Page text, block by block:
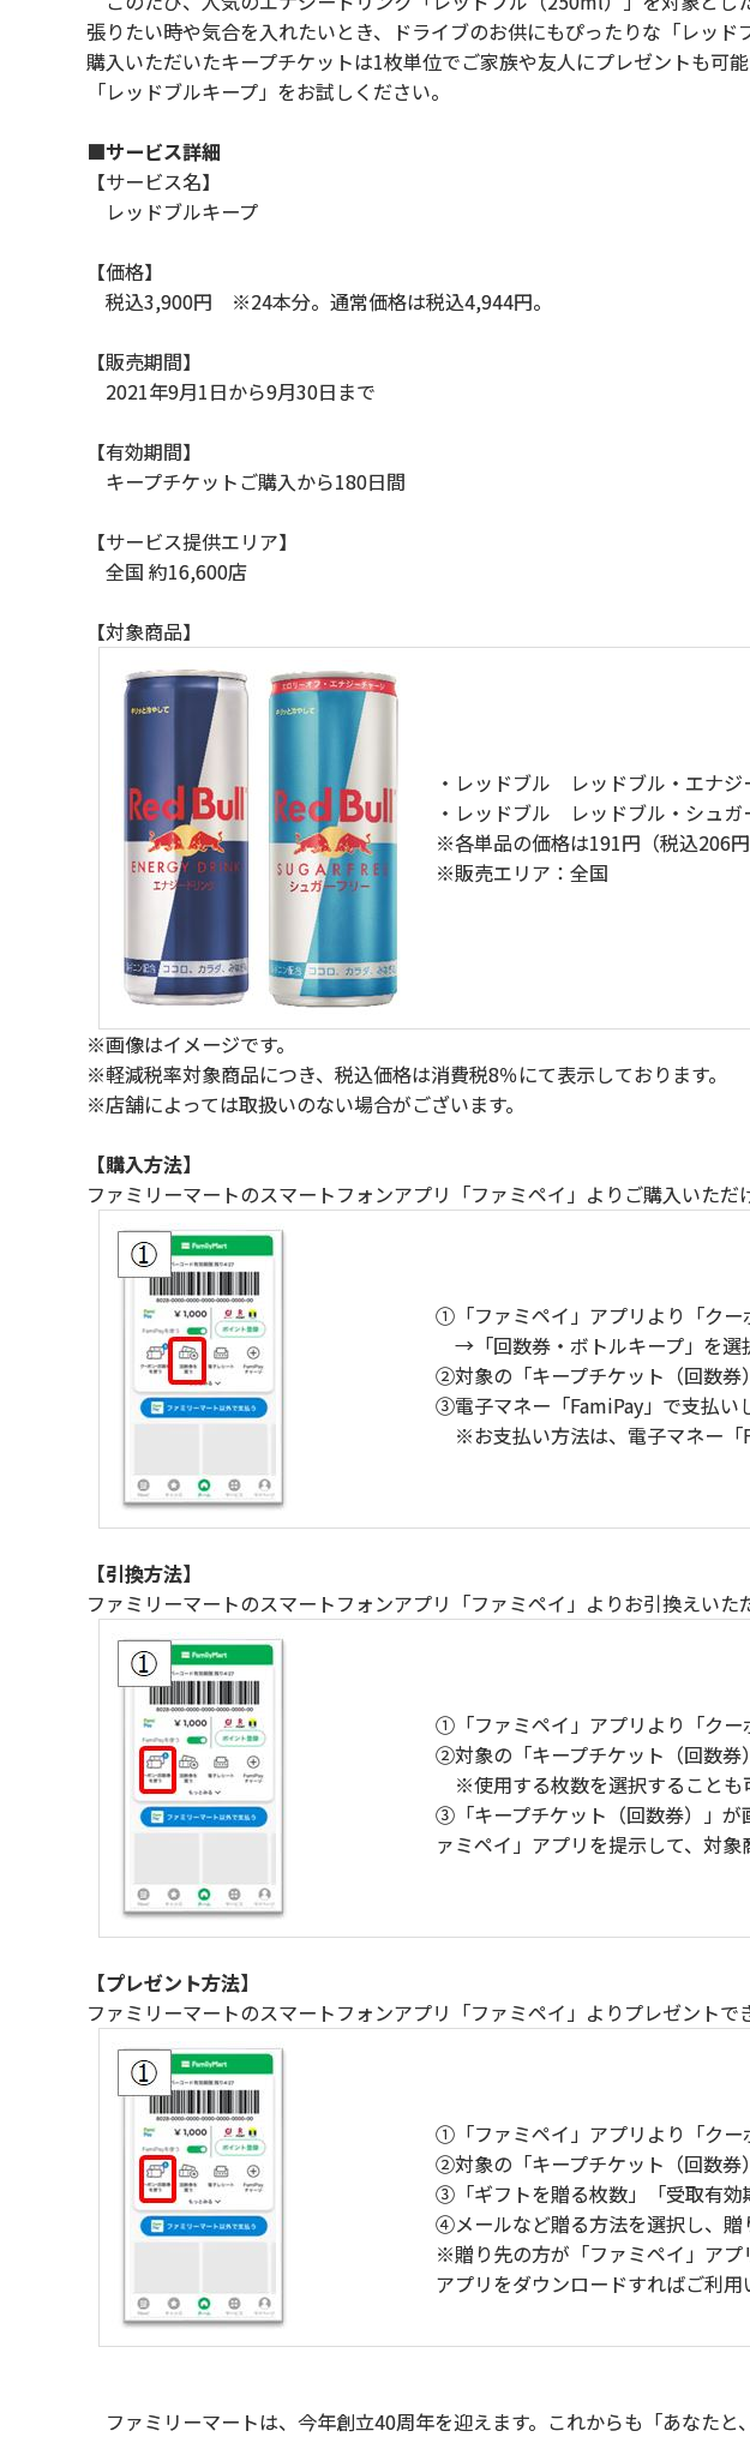
張りたい時や気合を入れたいとき、ドライブのお供にもぴったりな「レッ
購入いただいたキープチケットは1枚単位でご家族や友人にプレゼントも可
「レッドブルキープ」をお試しください。
■サービス詳細
【サービス名】
レッドブルキープ
【価格】
税込3,900円 ※24本分。通常価格は税込4,944円。
【販売期間】
2021年9月1日から9月30日まで
【有効期間】
キープチケットご購入から180日間
【サービス提供エリア】
全国 約16,600店
【対象商品】
・レッドブル レッドブル・エナ
・レッドブル レッドブル・シュ
※各単品の価格は191円（税込206円
※販売エリア：全国
※画像はイメージです。
※軽減税率対象商品につき、税込価格は消費税8％にて表示しております。
※店舗によっては取扱いのない場合がございます。
【購入方法】
ファミリーマートのスマートフォンアプリ「ファミペイ」よりご購入いただ
①「ファミペイ」アプリより「ク
→「回数券・ボトルキープ」を選
②対象の「キープチケット（回数券
③電子マネー「FamiPay」で支払い
※お支払い方法は、電子マネー「
【引換方法】
ファミリーマートのスマートフォンアプリ「ファミペイ」よりお引換えいた
①「ファミペイ」アプリより「ク
②対象の「キープチケット（回数券
※使用する枚数を選択することも
③「キープチケット（回数券）」が
ァミペイ」アプリを提示して、対象
【プレゼント方法】
ファミリーマートのスマートフォンアプリ「ファミペイ」よりプレゼントで
①「ファミペイ」アプリより「ク
②対象の「キープチケット（回数券
③「ギフトを贈る枚数」「受取有効
④メールなど贈る方法を選択し、贈
※贈り先の方が「ファミペイ」アプ
アプリをダウンロードすればご利用
ファミリーマートは、今年創立40周年を迎えます。これからも「あなた